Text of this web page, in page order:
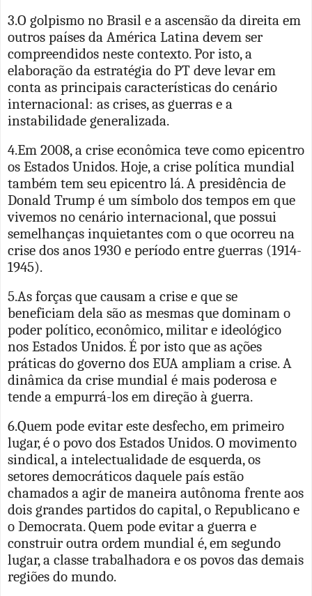
3.O golpismo no Brasil e a ascensão da direita em
outros países da América Latina devem ser
compreendidos neste contexto. Por isto, a
elaboração da estratégia do PT deve levar em
conta as principais características do cenário
internacional: as crises, as guerras e a
instabilidade generalizada.
4.Em 2008, a crise econômica teve como epicentro
os Estados Unidos. Hoje, a crise política mundial
também tem seu epicentro lá. A presidência de
Donald Trump é um símbolo dos tempos em que
vivemos no cenário internacional, que possui
semelhanças inquietantes com o que ocorreu na
crise dos anos 1930 e período entre guerras (1914-
1945).
5.As forças que causam a crise e que se
beneficiam dela são as mesmas que dominam o
poder político, econômico, militar e ideológico
nos Estados Unidos. É por isto que as ações
práticas do governo dos EUA ampliam a crise. A
dinâmica da crise mundial é mais poderosa e
tende a empurrá-los em direção à guerra.
6.Quem pode evitar este desfecho, em primeiro
lugar, é o povo dos Estados Unidos. O movimento
sindical, a intelectualidade de esquerda, os
setores democráticos daquele país estão
chamados a agir de maneira autônoma frente aos
dois grandes partidos do capital, o Republicano e
o Democrata. Quem pode evitar a guerra e
construir outra ordem mundial é, em segundo
lugar, a classe trabalhadora e os povos das demais
regiões do mundo.